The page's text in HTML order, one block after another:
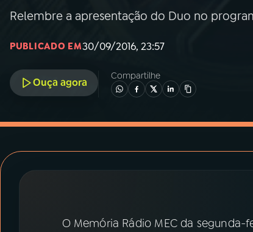
03PROGRAMAÇÃO
05PODCASTS
PRÊMIO RÁDIO MEC
Relembre a apresentação do Duo no
PUBLICADO EM30/09/2016, 23:57
Ouça agora
Compartilhe
O Memória Rádio MEC da